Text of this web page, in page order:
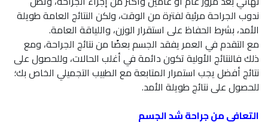
ندوب الجراحة مرئية لفترة من الوقت، ولكن النتائج العامة طويلة
الأمد، بشرط الحفاظ على استقرار الوزن، واللياقة العامة.
مع التقدم في العمر يفقد الجسم بعضًا من نتائج الجراحة، ومع
ذلك فالنتائج الأولية تكون دائمة في أغلب الحالات، وللحصول على
نتائج أفضل يجب استمرار المتابعة مع الطبيب التجميلي الخاص بك؛
للحصول على نتائج طويلة الأمد.
التعافي من جراحة شد الجسم